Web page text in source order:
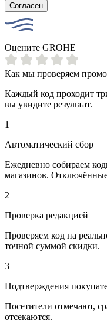
Согласен
Оцените GROHE
Как мы проверяем
Каждый код проходит
вы увидите результат.
1
Автоматический сбор
Ежедневно собираем
магазинов.
2
Проверка редакцией
Проверяем код на
точной суммой скидки.
3
Подтверждения
Посетители отмечают,
отсекаются.